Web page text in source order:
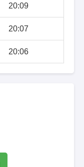
20:09
20:07
20:06